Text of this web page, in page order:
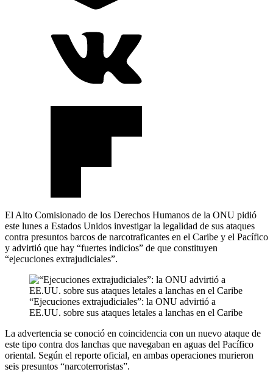
El Alto Comisionado de los Derechos Humanos de la ONU pidió
este lunes a Estados Unidos investigar la legalidad de sus ataques
contra presuntos barcos de narcotraficantes en el Caribe y el Pacífico
y advirtió que hay “fuertes indicios” de que constituyen
“ejecuciones extrajudiciales”.
“Ejecuciones extrajudiciales”: la ONU advirtió a
EE.UU. sobre sus ataques letales a lanchas en el Caribe
La advertencia se conoció en coincidencia con un nuevo ataque de
este tipo contra dos lanchas que navegaban en aguas del Pacífico
oriental. Según el reporte oficial, en ambas operaciones murieron
seis presuntos “narcoterroristas”.